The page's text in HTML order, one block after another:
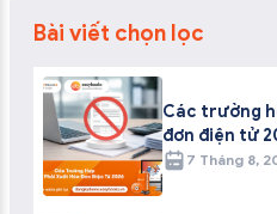
Bài viết chọn lọc
Các trường
đơn điện tử
7 Tháng 8,